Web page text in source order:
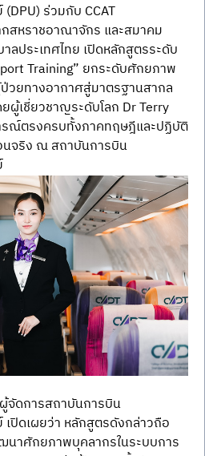
ร่วมกับ CCAT
สหราชอาณาจักร และสมาคม
ลประเทศไทย เปิดหลักสูตรระดับ
Training” ยกระดับศักยภาพ
วยทางอากาศสู่มาตรฐานสากล
ผู้เชี่ยวชาญระดับโลก Dr Terry
ณ์ตรงครบทั้งภาคทฤษฎีและปฏิบัติ
จริง ณ สถาบันการบิน
จัดการสถาบันการบิน
ปิดเผยว่า หลักสูตรดังกล่าวถือ
าศักยภาพบุคลากรในระบบการ